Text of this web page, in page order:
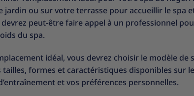
jardin ou sur votre terrasse pour accueillir le spa
devrez peut-être faire appel à un professionnel
du spa.
idéal, vous devrez choisir le modèle
formes et caractéristiques disponibles sur
et vos préférences personnelles.